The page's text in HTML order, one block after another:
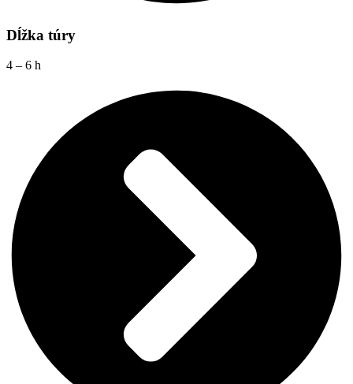
Dĺžka túry
4 – 6 h